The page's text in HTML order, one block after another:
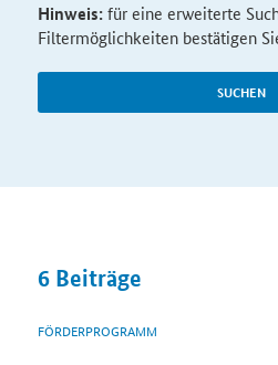
SUCHEN
Hinweis:für eine erweiterte
Filtermöglichkeiten bestätigen
6 Beiträge
FÖRDERPROGRAMM